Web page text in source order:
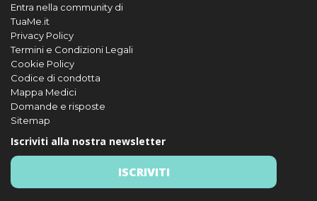
Entra nella community di
TuaMe.it
Privacy Policy
Termini e Condizioni Legali
Cookie Policy
Codice di condotta
Mappa Medici
Domande e risposte
Sitemap
Iscriviti alla nostra newsletter
ISCRIVITI